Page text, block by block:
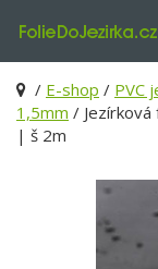
/ E-shop / PVC
1,5mm /
| š 2m